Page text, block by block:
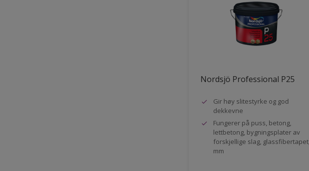
Nordsjö Professional P25
Gir høy slitestyrke og god
dekkevne
Fungerer på puss, betong,
lettbetong, bygningsplater av
forskjellige slag, glassfibertapet,
mm